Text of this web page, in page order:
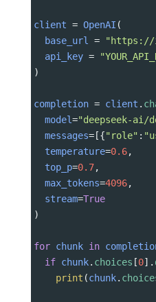
client = OpenAI (
base_url
=
"https://
api_key =
)
completion = client .
model="deepseek-ai/
messages=[{"role" :
temperature=0.6,
top_p=0.7,
max_tokens=4096,
stream=True
)
for chunk in
if chunk. choices [0].
print (chunk.